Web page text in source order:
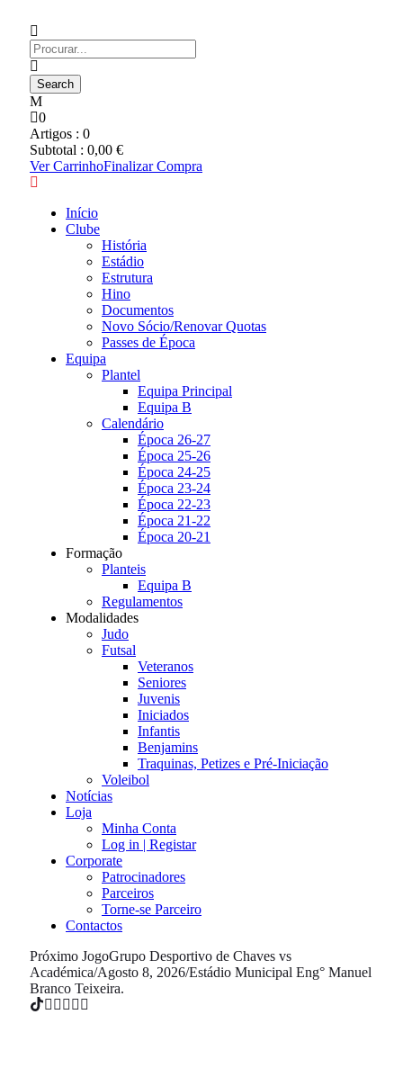
0
Artigos : 0
Subtotal : 0,00 €
Ver CarrinhoFinalizar Compra
Início
Clube
História
Estádio
Estrutura
Hino
Documentos
Novo Sócio/Renovar Quotas
Passes de Época
Equipa
Plantel
Equipa Principal
Equipa B
Calendário
Época 26-27
Época 25-26
Época 24-25
Época 23-24
Época 22-23
Época 21-22
Época 20-21
Formação
Planteis
Equipa B
Regulamentos
Modalidades
Judo
Futsal
Veteranos
Seniores
Juvenis
Iniciados
Infantis
Benjamins
Traquinas, Petizes e Pré-Iniciação
Voleibol
Notícias
Loja
Minha Conta
Log in | Registar
Corporate
Patrocinadores
Parceiros
Torne-se Parceiro
Contactos
Próximo JogoGrupo Desportivo de Chaves vs
Académica/Agosto 8, 2026/Estádio Municipal Eng° Manuel
Branco Teixeira.